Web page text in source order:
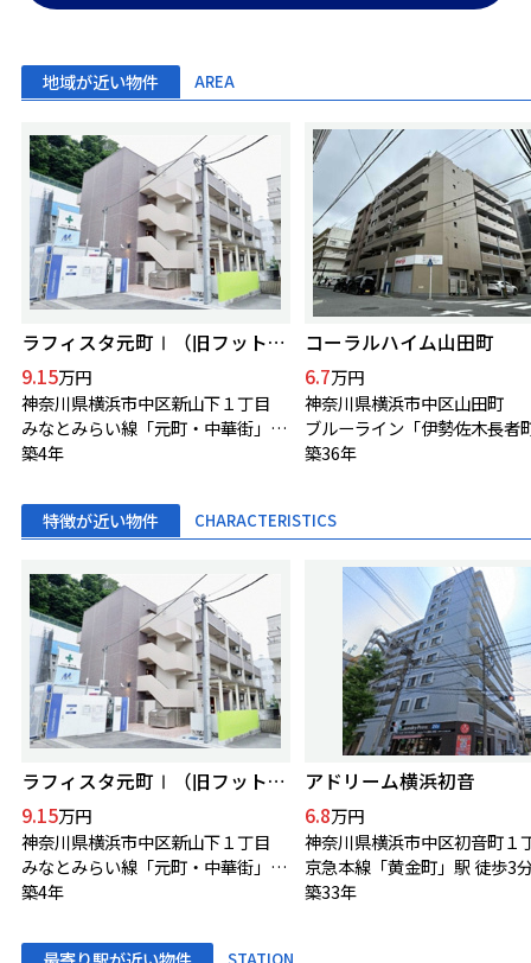
地域が近い物件 AREA
ラフィスタ元町Ⅰ（旧フットヒルズ元町）
9.15万円
神奈川県横浜市中区新山下１丁目
みなとみらい線「元町・中華街」駅 徒歩5分
築4年
コーラルハイム山田町
6.7万円
神奈川県横浜市中区山田町
築36年
特徴が近い物件 CHARACTERISTICS
ラフィスタ元町Ⅰ（旧フットヒルズ元町）
9.15万円
神奈川県横浜市中区新山下１丁目
みなとみらい線「元町・中華街」駅 徒歩5分
築4年
アドリーム横浜初音
6.8万円
神奈川県横浜市中区初音町１
京急本線「黄金町」駅 徒歩3
築33年